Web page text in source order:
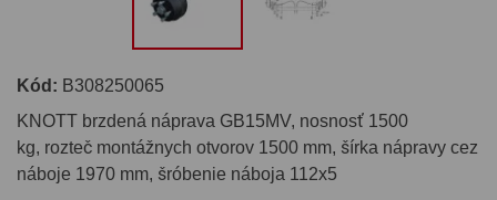
Kód: B308250065
KNOTT brzdená náprava GB15MV, nosnosť 1500
kg, rozteč montážnych otvorov 1500 mm, šírka nápravy cez
náboje 1970 mm, šróbenie náboja 112x5